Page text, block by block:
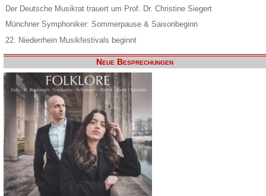
Der Deutsche Musikrat trauert um Prof. Dr. Christine Siegert
Münchner Symphoniker: Sommerpause & Saisonbeginn
22. Niederrhein Musikfestivals beginnt
Neue Besprechungen